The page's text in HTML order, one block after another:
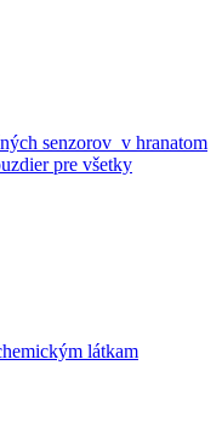
senzorov v hranatom
pre všetky
látkam